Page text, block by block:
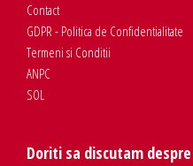
Contact
GDPR - Politica de Confidentialitate
Termeni si Conditii
ANPC
SOL
Doriti sa discutam